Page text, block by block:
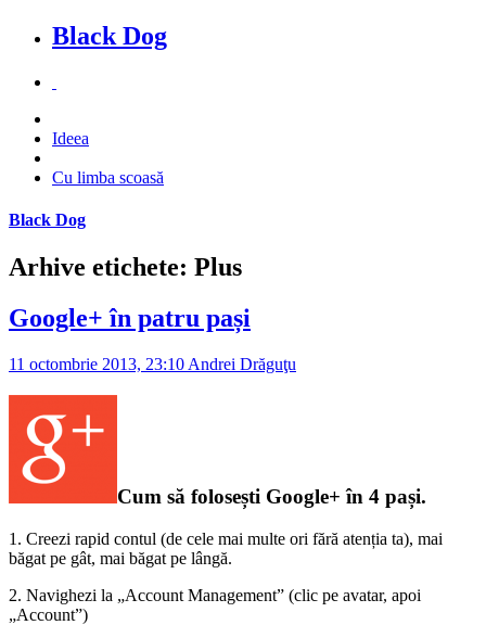
Black Dog
Ideea
Cu limba scoasă
Black Dog
Arhive etichete: Plus
Google+ în patru pași
11 octombrie 2013, 23:10 Andrei Drăguţu
Cum să folosești Google+ în 4 pași.
1. Creezi rapid contul (de cele mai multe ori fără atenția ta), mai
băgat pe gât, mai băgat pe lângă.
2. Navighezi la „Account Management” (clic pe avatar, apoi
„Account”)